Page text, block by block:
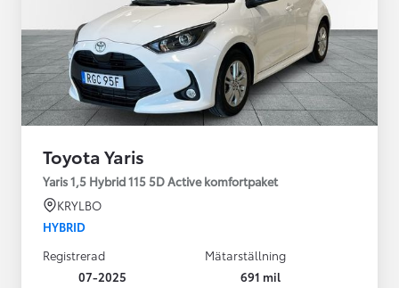
Toyota Yaris
Yaris 1,5 Hybrid 115 5D Active komfortpaket
KRYLBO
HYBRID
Registrerad
07-2025
Mätarställning
691 mil